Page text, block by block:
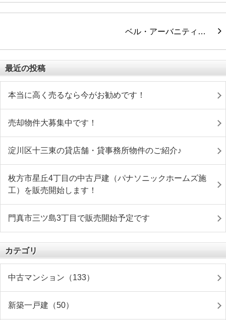
ベル・アーバニティ…
最近の投稿
本当に高く売るなら今がお勧めです！
売却物件大募集中です！
淀川区十三東の貸店舗・貸事務所物件のご紹介♪
枚方市星丘4丁目の中古戸建（パナソニックホームズ施
工）を販売開始します！
門真市三ツ島3丁目で販売開始予定です
カテゴリ
中古マンション（133）
新築一戸建（50）